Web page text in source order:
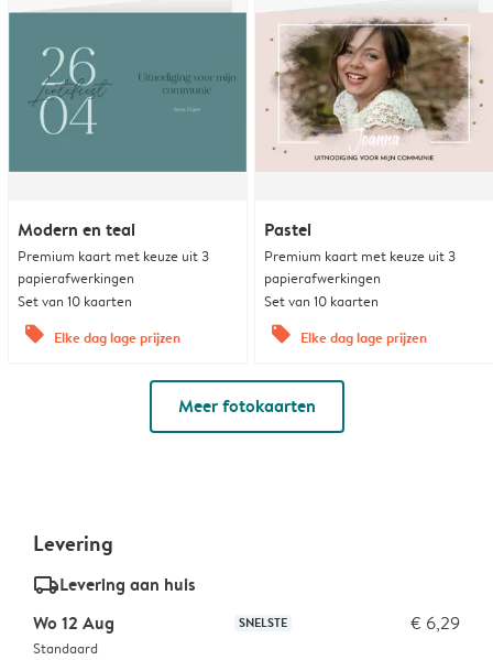
Modern en teal
Premium kaart met keuze uit 3
papierafwerkingen
Set van 10 kaarten
offers Elke dag lage prijzen
Pastel
Premium kaart met keuze uit 3
papierafwerkingen
Set van 10 kaarten
offers Elke dag lage prijzen
Meer fotokaarten
Levering
delivery_standard_v2Levering aan huis
Wo 12 Aug
SNELSTE € 6,29
Standaard